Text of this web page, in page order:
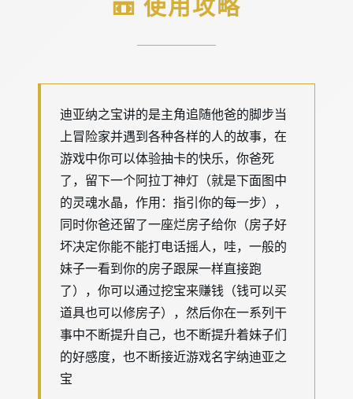
迪亚纳之宝讲的是主角追随他爸的脚步当
上冒险家并遇到各种各样的人的故事，在
游戏中你可以体验抽卡的快乐，你爸死
了，留下一个阿拉丁神灯（就是下面图中
的灵魂水晶，作用：指引你的每一步），
同时你爸还留了一座烂房子给你（房子好
坏决定你能不能打电话摇人，哇，一般的
妹子一看到你的房子跟屎一样直接跑
了），你可以通过挖宝来赚钱（钱可以买
道具也可以修房子），然后你在一系列干
事中不断提升自己，也不断提升着妹子们
的好感度，也不断接近游戏名字纳迪亚之
宝